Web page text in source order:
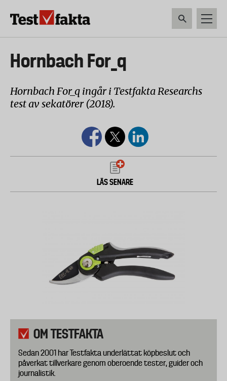
Huvudmeny
ny
Hornbach For_q
Hornbach For_q ingår i Testfakta Researchs
test av sekatörer (2018).
LÄS SENARE
OM TESTFAKTA
Sedan 2001 har Testfakta underlättat köpbeslut och
påverkat tillverkare genom oberoende tester, guider och
journalistik.